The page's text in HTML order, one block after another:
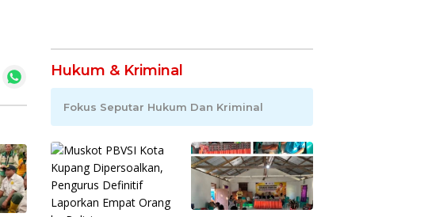
Hukum & Kriminal
Fokus Seputar Hukum Dan Kriminal